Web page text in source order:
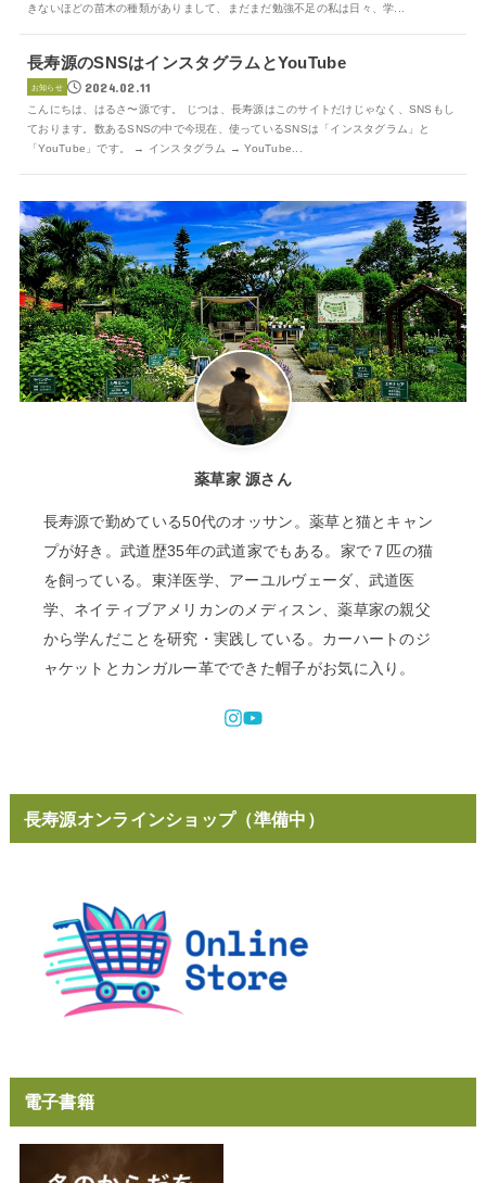
きないほどの苗木の種類がありまして、まだまだ勉強不足の私は日々、学...
長寿源のSNSはインスタグラムとYouTube
お知らせ 2024.02.11
こんにちは、はるさ〜源です。 じつは、長寿源はこのサイトだけじゃなく、SNSもし
ております。数あるSNSの中で今現在、使っているSNSは「インスタグラム」と
「YouTube」です。 → インスタグラム → YouTube...
薬草家 源さん
長寿源で勤めている50代のオッサン。薬草と猫とキャン
プが好き。武道歴35年の武道家でもある。家で７匹の猫
を飼っている。東洋医学、アーユルヴェーダ、武道医
学、ネイティブアメリカンのメディスン、薬草家の親父
から学んだことを研究・実践している。カーハートのジ
ャケットとカンガルー革でできた帽子がお気に入り。
長寿源オンラインショップ（準備中）
電子書籍